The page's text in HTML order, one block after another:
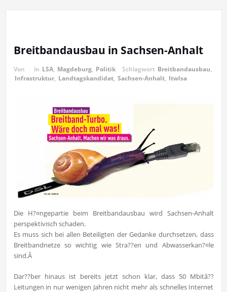
Breitbandausbau in Sachsen-Anhalt
Von in LSA, Magdeburg, Politik Schlagwort Breitbandausbau,
Infrastruktur, Landtagskandidat, Sachsen-Anhalt, ltwlsa
Die H?¤ngepartie beim Breitbandausbau wird Sachsen-Anhalt
perspektivisch schaden.
Es muss sich bei allen Beteiligten der Gedanke durchsetzen, dass
Breitbandnetze so wichtig wie Stra??en und Abwasserkan?¤le
sind.Â
Dar??ber hinaus ist bereits jetzt schon klar, dass 50 Mbitâ??
Leitungen in nur wenigen Jahren nicht mehr als schnelles Internet